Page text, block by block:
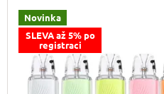
Novinka
SLEVA až 5% po
registraci